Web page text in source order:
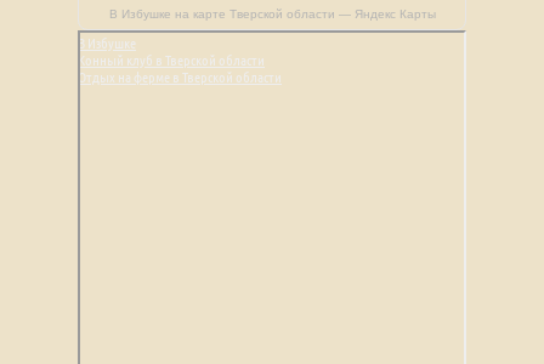
В Избушке на карте Тверской области — Яндекс Карты
В Избушке
Конный клуб в Тверской области
Отдых на ферме в Тверской области